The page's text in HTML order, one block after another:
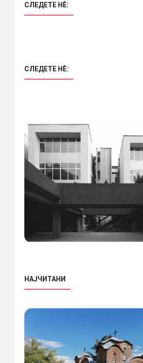
СЛЕДЕТЕ НÈ:
СЛЕДЕТЕ НÈ:
НАЈЧИТАНИ